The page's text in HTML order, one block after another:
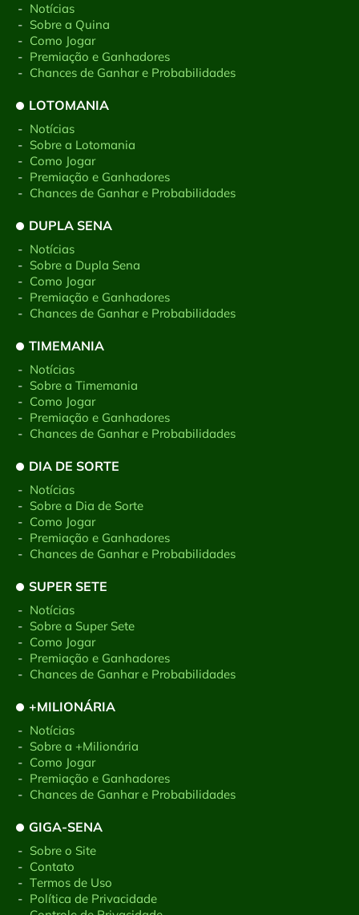
- Notícias
- Sobre a Quina
- Como Jogar
- Premiação e Ganhadores
- Chances de Ganhar e Probabilidades
LOTOMANIA
- Notícias
- Sobre a Lotomania
- Como Jogar
- Premiação e Ganhadores
- Chances de Ganhar e Probabilidades
DUPLA SENA
- Notícias
- Sobre a Dupla Sena
- Como Jogar
- Premiação e Ganhadores
- Chances de Ganhar e Probabilidades
TIMEMANIA
- Notícias
- Sobre a Timemania
- Como Jogar
- Premiação e Ganhadores
- Chances de Ganhar e Probabilidades
DIA DE SORTE
- Notícias
- Sobre a Dia de Sorte
- Como Jogar
- Premiação e Ganhadores
- Chances de Ganhar e Probabilidades
SUPER SETE
- Notícias
- Sobre a Super Sete
- Como Jogar
- Premiação e Ganhadores
- Chances de Ganhar e Probabilidades
+MILIONÁRIA
- Notícias
- Sobre a +Milionária
- Como Jogar
- Premiação e Ganhadores
- Chances de Ganhar e Probabilidades
GIGA-SENA
- Sobre o Site
- Contato
- Termos de Uso
- Política de Privacidade